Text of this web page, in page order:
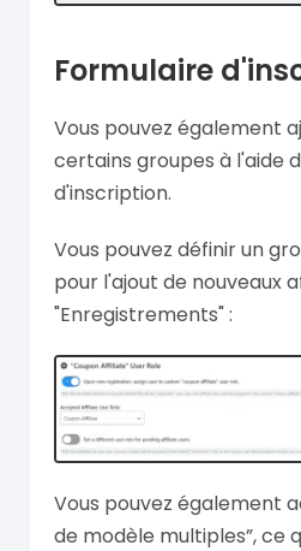
Formulaire
Vous pouvez également
certains groupes à l'aide
d'inscription.
Vous pouvez définir un
pour l'ajout de nouveaux
"Enregistrements" :
Vous pouvez également
de modèle multiples”, ce